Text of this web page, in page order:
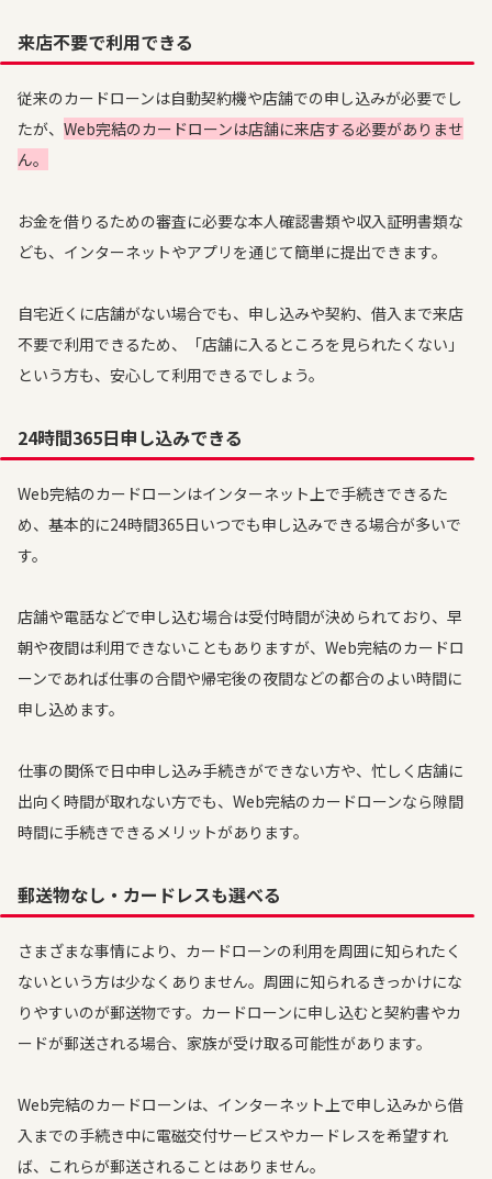
来店不要で利用できる
従来のカードローンは自動契約機や店舗での申し込みが必要でし
たが、 Web完結のカードローンは店舗に来店する必要がありませ
ん。
お金を借りるための審査に必要な本人確認書類や収入証明書類な
ども、インターネットやアプリを通じて簡単に提出できます。
自宅近くに店舗がない場合でも、申し込みや契約、借入まで来店
不要で利用できるため、「店舗に入るところを見られたくない」
という方も、安心して利用できるでしょう。
24時間365日申し込みできる
Web完結のカードローンはインターネット上で手続きできるた
め、基本的に24時間365日いつでも申し込みできる場合が多いで
す。
店舗や電話などで申し込む場合は受付時間が決められており、早
朝や夜間は利用できないこともありますが、Web完結のカードロ
ーンであれば仕事の合間や帰宅後の夜間などの都合のよい時間に
申し込めます。
仕事の関係で日中申し込み手続きができない方や、忙しく店舗に
出向く時間が取れない方でも、Web完結のカードローンなら隙間
時間に手続きできるメリットがあります。
郵送物なし・カードレスも選べる
さまざまな事情により、カードローンの利用を周囲に知られたく
ないという方は少なくありません。周囲に知られるきっかけにな
りやすいのが郵送物です。カードローンに申し込むと契約書やカ
ードが郵送される場合、家族が受け取る可能性があります。
Web完結のカードローンは、インターネット上で申し込みから借
入までの手続き中に電磁交付サービスやカードレスを希望すれ
ば、これらが郵送されることはありません。